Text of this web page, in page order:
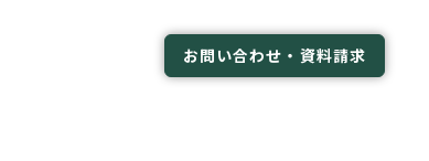
お問い合わせ・資料請求